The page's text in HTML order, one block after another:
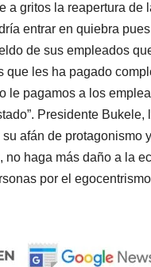
a gritos la reapertura de
entrar en quiebra
de sus empleados
que les ha pagado
le pagamos a los
Presidente Bukele,
afán de protagonismo
no haga más daño a la
por el